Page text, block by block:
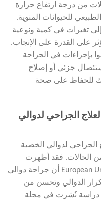
من درجة ارتفاع حرارة
للحيوانات المنوية.
تغيرات في كمية ونوعية
على القدرة على الإنجاب.
بإجراءات في الجراحة
جزئي أو إصلاح
للحفاظ على صحة
الجراحي لدوالي
الجراحي لدوالي الخصية
من الحالات. فقد أظهرت
دراسة نشرت في مجلة European Urology Focus أن جراحة دوالي
الدوالي وتحسن من
دراسة نُشرت في مجلة